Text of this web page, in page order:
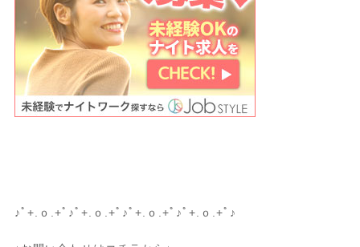
♪ﾟ+.ｏ.+ﾟ♪ﾟ+.ｏ.+ﾟ♪ﾟ+.ｏ.+ﾟ♪ﾟ+.ｏ.+ﾟ♪